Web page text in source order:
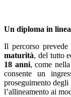
Un diploma in
Il percorso prevede
maturità, del tutto
18 anni, come
consente un
proseguimento
l’allineamento ai